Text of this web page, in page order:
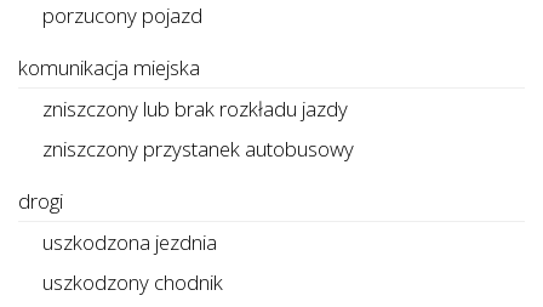
porzucony pojazd
komunikacja miejska
zniszczony lub brak rozkładu jazdy
zniszczony przystanek autobusowy
drogi
uszkodzona jezdnia
uszkodzony chodnik